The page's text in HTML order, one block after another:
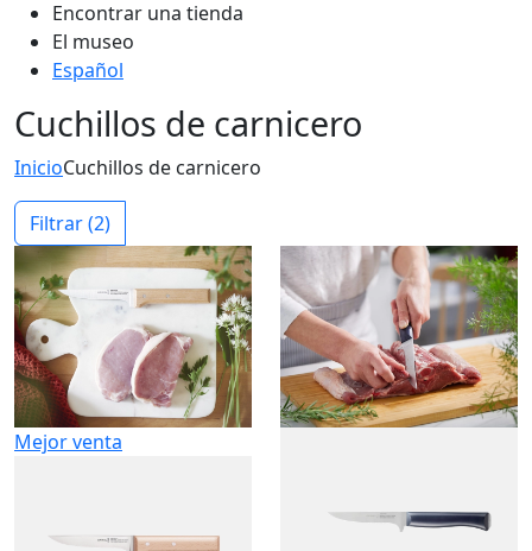
Encontrar una tienda
El museo
Español
Cuchillos de carnicero
InicioCuchillos de carnicero
Filtrar(2)
Mejor venta